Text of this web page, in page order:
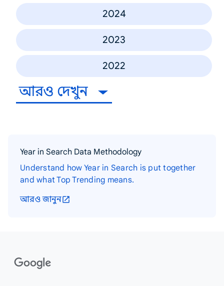
2024
2023
2022
আরও দেখুন
Year in Search Data Methodology
Understand how Year in Search is put together
and what Top Trending means.
আরও জানুন